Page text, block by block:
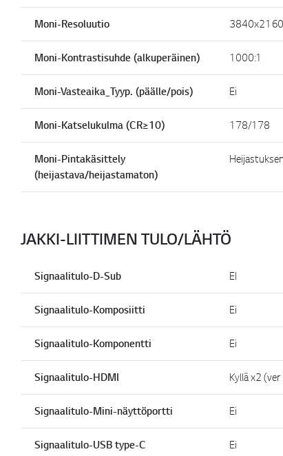
Moni-Resoluutio 3840x2160
Moni-Kontrastisuhde (alkuperäinen) 1000:1
Moni-Vasteaika_Tyyp. (päälle/pois) Ei
Moni-Katselukulma (CR≥10) 178/178
Moni-Pintakäsittely
(heijastava/heijastamaton)
JAKKI-LIITTIMEN TULO/LÄHTÖ
Signaalitulo-D-Sub EI
Signaalitulo-Komposiitti Ei
Signaalitulo-Komponentti Ei
Signaalitulo-HDMI Kyllä x2
Signaalitulo-Mini-näyttöportti Ei
Signaalitulo-USB type-C Ei